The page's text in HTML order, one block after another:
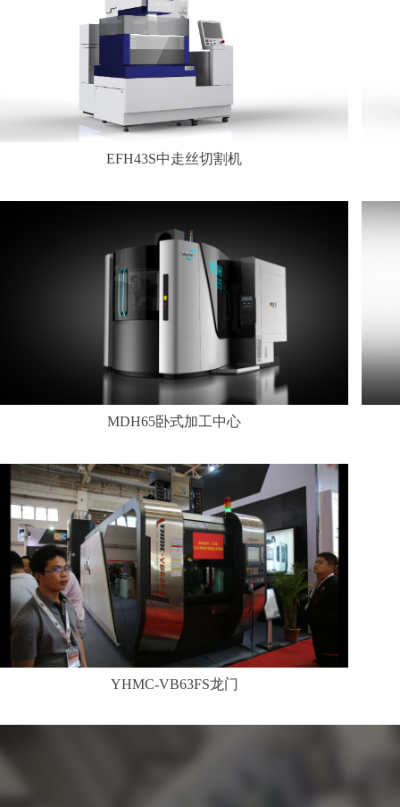
EFH43S中走丝切割机
MDH65卧式加工中心
YHMC-VB63FS龙门